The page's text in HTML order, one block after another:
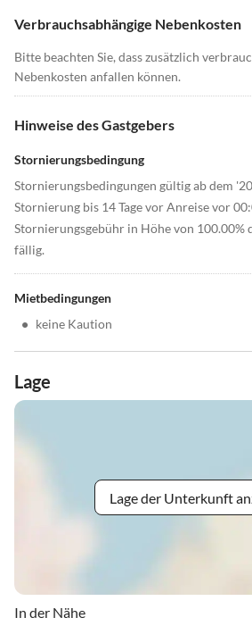
Verbrauchsabhängige Nebenkosten
Bitte beachten Sie, dass zusätzlich
Nebenkosten anfallen können.
Hinweise des Gastgebers
Stornierungsbedingung
Stornierungsbedingungen gültig ab dem
Stornierung bis 14 Tage vor Anreise vor
Stornierungsgebühr in Höhe von 100.00%
fällig.
Mietbedingungen
• keine Kaution
Lage
Lage der Unterkunft
In der Nähe